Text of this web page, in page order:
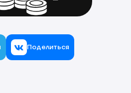
Поделиться